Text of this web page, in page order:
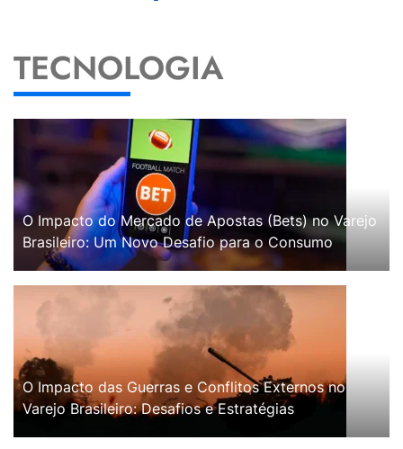
TECNOLOGIA
O Impacto do Mercado de Apostas (Bets) no Varejo
Brasileiro: Um Novo Desafio para o Consumo
O Impacto das Guerras e Conflitos Externos no
Varejo Brasileiro: Desafios e Estratégias